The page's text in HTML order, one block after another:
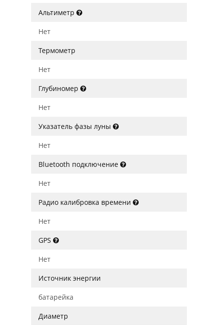
Альтиметр
Нет
Термометр
Нет
Глубиномер
Нет
Указатель фазы луны
Нет
Bluetooth подключение
Нет
Радио калибровка времени
Нет
GPS
Нет
Источник энергии
батарейка
Диаметр